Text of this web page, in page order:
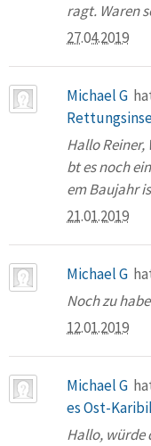
ragt. Waren
27.04.2019
Michael G
Hallo Reiner,
bt es noch
em Baujahr
21.01.2019
Michael G
Noch zu
12.01.2019
Michael G
es Ost-
Hallo, würde